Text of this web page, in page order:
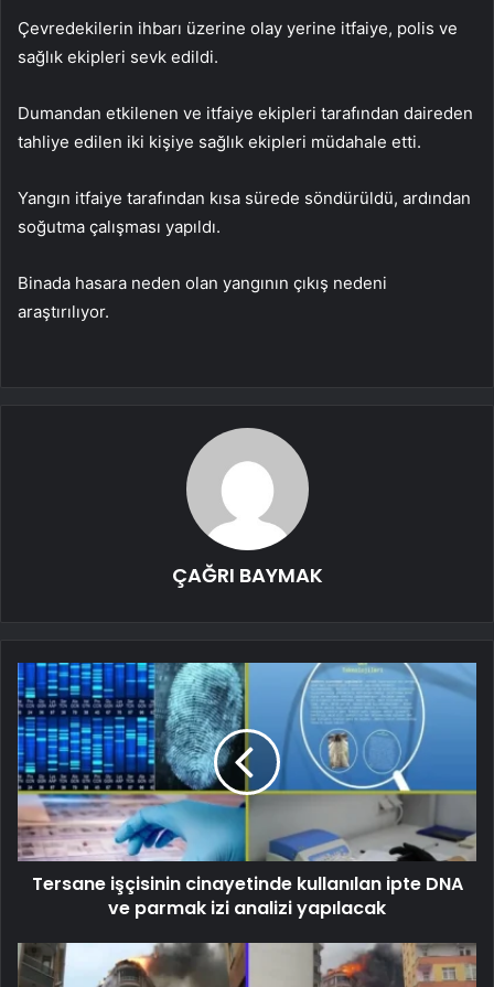
Çevredekilerin ihbarı üzerine olay yerine itfaiye, polis ve
sağlık ekipleri sevk edildi.
Dumandan etkilenen ve itfaiye ekipleri tarafından daireden
tahliye edilen iki kişiye sağlık ekipleri müdahale etti.
Yangın itfaiye tarafından kısa sürede söndürüldü, ardından
soğutma çalışması yapıldı.
Binada hasara neden olan yangının çıkış nedeni
araştırılıyor.
ÇAĞRI BAYMAK
Tersane işçisinin cinayetinde kullanılan ipte DNA
ve parmak izi analizi yapılacak